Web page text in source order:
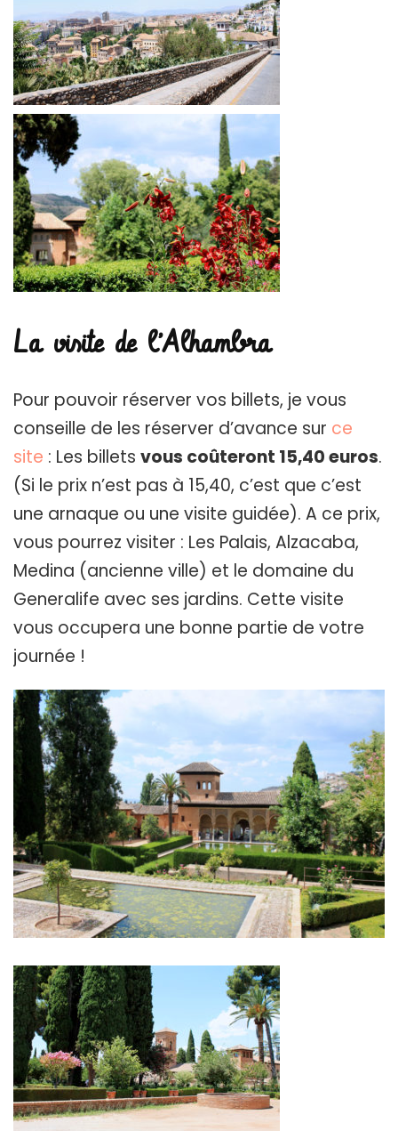
La visite de l’Alhambra
Pour pouvoir réserver vos billets, je vous
conseille de les réserver d’avance sur ce
site : Les billets vous coûteront 15,40 euros.
(Si le prix n’est pas à 15,40, c’est que c’est
une arnaque ou une visite guidée). A ce prix,
vous pourrez visiter : Les Palais, Alzacaba,
Medina (ancienne ville) et le domaine du
Generalife avec ses jardins. Cette visite
vous occupera une bonne partie de votre
journée !